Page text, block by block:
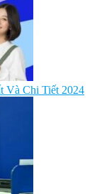
Và Chi Tiết 2024